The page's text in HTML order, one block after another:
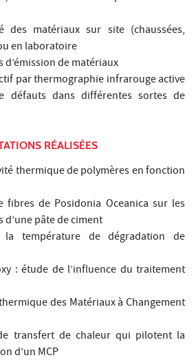
des matériaux sur site (chaussées,
en laboratoire
d’émission de matériaux
par thermographie infrarouge active
défauts dans différentes sortes de
RÉALISÉES
thermique de polymères en fonction
fibres de Posidonia Oceanica sur les
pâte de ciment
température de dégradation de
: étude de l’influence du traitement
des Matériaux à Changement
transfert de chaleur qui pilotent la
d’un MCP